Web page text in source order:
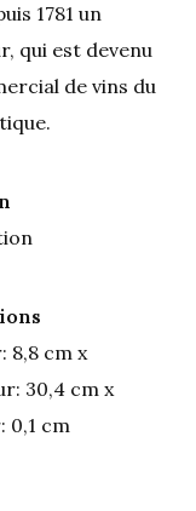
1781 un
qui est devenu
de vins du
8,8 cm x
30,4 cm x
0,1 cm